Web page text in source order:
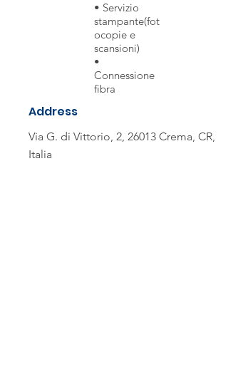
• Servizio
stampante(fot
ocopie e
scansioni)
•
Connessione
fibra
Address
Via G. di Vittorio, 2, 26013 Crema, CR,
Italia